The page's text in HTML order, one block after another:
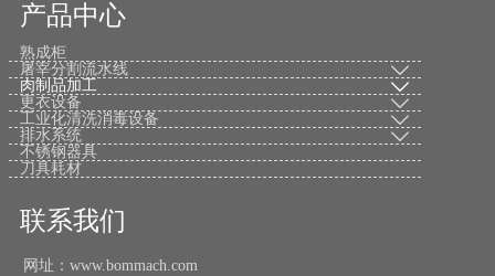
产品中心
熟成柜
屠宰分割流水线

肉制品加工 
更衣设备 
工业化清洗消毒设备 
排水系统 
不锈钢器具
刀具耗材
联系我们
网址：www.bommach.com